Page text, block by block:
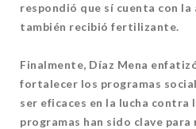
respondió que sí cuenta con la
también recibió fertilizante.
Finalmente, Díaz Mena
fortalecer los programas
ser eficaces en la lucha contra
programas han sido clave